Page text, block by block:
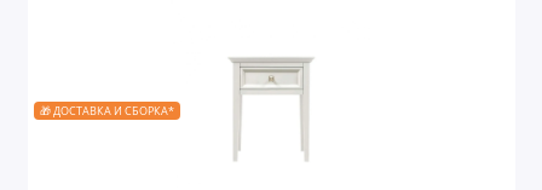
🎁 ДОСТАВКА И СБОРКА*